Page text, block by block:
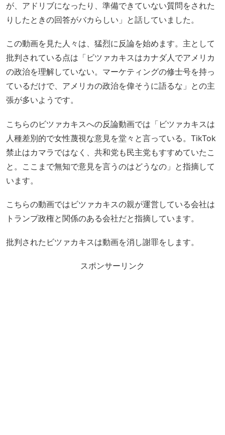
が、アドリブになったり、準備できていない質問をされた
りしたときの回答がバカらしい」と話していました。
この動画を見た人々は、猛烈に反論を始めます。主として
批判されている点は「ビツァカキスはカナダ人でアメリカ
の政治を理解していない。マーケティングの修士号を持っ
ているだけで、アメリカの政治を偉そうに語るな」との主
張が多いようです。
こちらのビツァカキスへの反論動画では「ビツァカキスは
人種差別的で女性蔑視な意見を堂々と言っている。TikTok
禁止はカマラではなく、共和党も民主党もすすめていたこ
と。ここまで無知で意見を言うのはどうなの」と指摘して
います。
こちらの動画ではビツァカキスの親が運営している会社は
トランプ政権と関係のある会社だと指摘しています。
批判されたビツァカキスは動画を消し謝罪をします。
スポンサーリンク